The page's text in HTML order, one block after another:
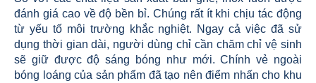
đánh giá cao về độ bền bỉ. Chúng rất ít khi chịu tác động
từ yếu tố môi trường khắc nghiệt. Ngay cả việc đã sử
dụng thời gian dài, người dùng chỉ cần chăm chỉ vệ sinh
sẽ giữ được độ sáng bóng như mới. Chính vẻ ngoài
bóng loáng của sản phẩm đã tạo nên điểm nhấn cho khu